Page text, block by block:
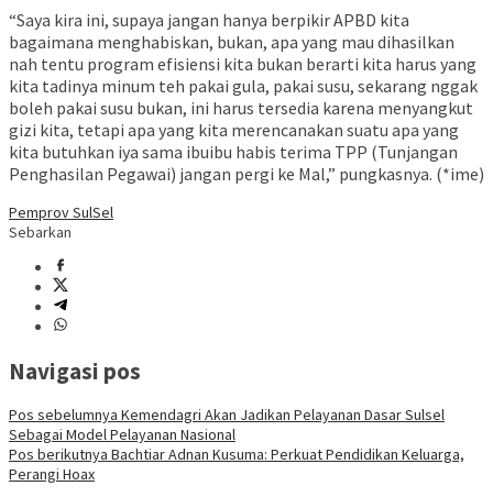
“Saya kira ini, supaya jangan hanya berpikir APBD kita
bagaimana menghabiskan, bukan, apa yang mau dihasilkan
nah tentu program efisiensi kita bukan berarti kita harus yang
kita tadinya minum teh pakai gula, pakai susu, sekarang nggak
boleh pakai susu bukan, ini harus tersedia karena menyangkut
gizi kita, tetapi apa yang kita merencanakan suatu apa yang
kita butuhkan iya sama ibuibu habis terima TPP (Tunjangan
Penghasilan Pegawai) jangan pergi ke Mal,” pungkasnya. (*ime)
Pemprov SulSel
Sebarkan
Navigasi pos
Pos sebelumnya Kemendagri Akan Jadikan Pelayanan Dasar Sulsel
Sebagai Model Pelayanan Nasional
Pos berikutnya Bachtiar Adnan Kusuma: Perkuat Pendidikan Keluarga,
Perangi Hoax